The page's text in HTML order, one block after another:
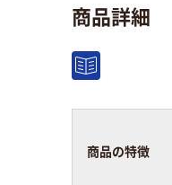
商品詳細
商品の特徴